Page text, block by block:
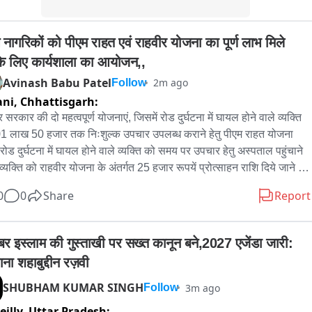
और उज्ज्वल भविष्य की शुभकामनाएँ।
को पीएम राहत एवं राहवीर योजना का पूर्ण लाभ मिले
लिए कार्यशाला का आयोजन,,
Avinash Babu Patel Follow 2m ago
Chhattisgarh:
सरकार की दो महत्वपूर्ण योजनाएं, जिसमें रोड दुर्घटना में घायल होने वाले व्यक्ति
लाख 50 हजार तक निःशुल्क उपचार उपलब्ध कराने हेतु पीएम राहत योजना
दुर्घटना में घायल होने वाले व्यक्ति को समय पर उपचार हेतु अस्पताल पहुंचाने
को राहवीर योजना के अंतर्गत 25 हजार रूपयें प्रोत्साहन राशि दिये जाने का
से ही संभव हो सकती हैं, जिसकी जानकारी शासकीय एवं मान्यता प्राप्त
को देखते हुए सक्ती पुलिस अधीक्षक प्रफुल्ल कुमार ठाकुर द्वारा जिले के
प्राप्त अस्पताल के संचालकों को कार्यशाला में उपस्थित होने के लिए सूचित
गया।
के आम नागरिकों को पीएम राहत एवं राहवीर योजना का पूर्ण लाभ मिल
उद्देश्य से पुलिस अधीक्षक कार्यालय जेठा के सभागार में एक कार्य शाला का
0 Share Report
इस्लाम की गुस्ताखी पर सख्त कानून बने,2027 एजेंडा जारी:
शहाबुद्दीन रज़वी
SHUBHAM KUMAR SINGH Follow 3m ago